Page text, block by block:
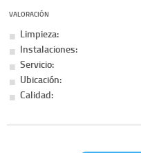
VALORACIÓN
Limpieza:
Instalaciones:
Servicio:
Ubicación:
Calidad: